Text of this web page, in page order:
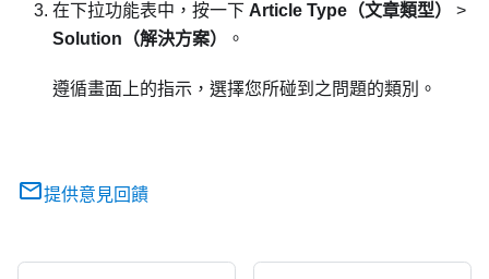
在下拉功能表中，按一下 Article Type（文章類型）
>
Solution（解決方案）
。
遵循畫面上的指示，選擇您所碰到之問題的類別。
提供意見回饋